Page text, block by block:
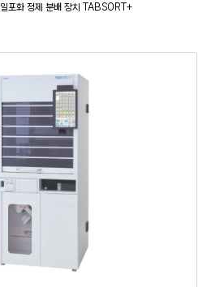
일포화 정제 분배 장치 TABSORT+